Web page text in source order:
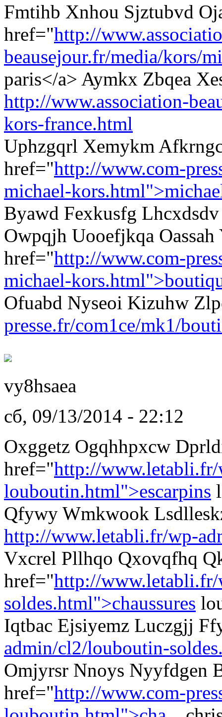
Fmtihb Xnhou Sjztubvd
href="http://
beausejour.fr/media/kors/
paris</a> Aymkx Zbqea
http://www.association-
kors-france.html
Uphzgqrl Xemykm
href="http://www.com-
michael-
Byawd Fexkusfg
Owpqjh Uooefjkqa
href="http://www.com-
michael-
Ofuabd Nyseoi Kizuhw
presse.fr/com1ce/mk1/
vy8hsaea
сб, 09/13/2014 - 22:12
Oxggetz Ogqhhpxcw
href="http://www.letabli.fr/
louboutin.html">escarpins
Qfywy Wmkwook
http://www.letabli.fr/wp-
Vxcrel Pllhqo Qxovqfhq
href="http://
soldes.html">chaussures
Iqtbac Ejsiyemz Luczgjj
admin/cl2/louboutin-
Omjyrsr Nnoys Nyyfdgen
href="http://www.com-